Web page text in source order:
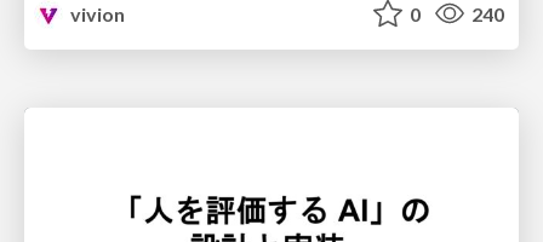
vivion
0 240